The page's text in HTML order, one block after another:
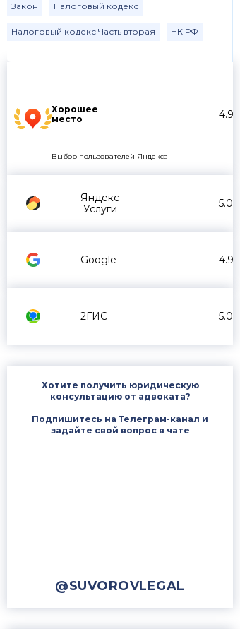
Хорошее
место
4.9
Выбор пользователей Яндекса
Яндекс
Услуги
5.0
Google 4.9
2ГИС 5.0
Хотите получить юридическую
консультацию от адвоката?
Подпишитесь на Телеграм-канал и
задайте свой вопрос в чате
@SUVOROVLEGAL
Закон Налоговый кодекс
Налоговый кодекс Часть вторая НК РФ